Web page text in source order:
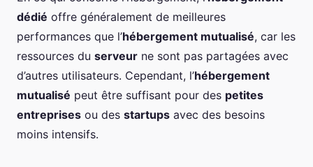
dédié offre généralement de meilleures
performances que l’hébergement mutualisé, car les
ressources du serveur ne sont pas partagées avec
d’autres utilisateurs. Cependant, l’hébergement
mutualisé peut être suffisant pour des petites
entreprises ou des startups avec des besoins
moins intensifs.